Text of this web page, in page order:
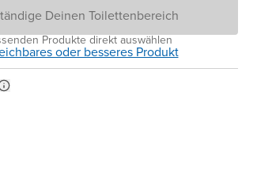
Deinen Toilettenbereich
Produkte direkt auswählen
oder besseres Produkt